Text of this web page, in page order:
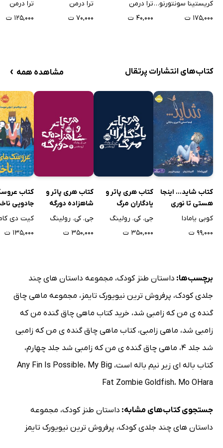
کریستینا سونتورنوات
۱۷۵,۰۰۰ ت
ترا درمن
۴۰,۰۰۰ ت
ترا درمن
۷۰,۰۰۰ ت
ترا درمن
۱۲۵,۰۰۰ ت
کتاب‌های انتشارات پرتقال مشاهده همه ›
کتاب شاید... اینجا
هستی تا نوری
بتابانی
کوبی یامادا
۹۹,۰۰۰ ت
کتاب هری پاتر و
یادگاران مرگ
جی. کی. رولینگ
۳۵۰,۰۰۰ ت
کتاب هری پاتر و
شاهزاده دورگه
جی. کی. رولینگ
۳۵۰,۰۰۰ ت
کتاب
جادویی
کیت دی
۱۳۵,۰۰۰ ت
برچسب‌ها: داستان طنز کودک، مجموعه داستان های چند
جلدی کودک، پرفروش ترین نیویورک تایمز ، مجموعه ماهی چاق
گنده ی من که زامبی شد، خرید کتاب ماهی چاق گنده من که
زامبی شد، ماهی زامبی،کتاب ماهی چاق گنده ی من که زامبی
شد جلد 4
، ماهی چاق گنده ی من که زامبی شد جلد چهارم،
کتاب باله ای زیر نیم باله است، Any Fin Is Possible، My Big
Fat Zombie Goldfish، Mo OHara
جستجوی کتاب‌های مشابه: داستان طنز کودک، مجموعه
داستان های چند جلدی کودک، پرفروش ترین نیویورک تایمز